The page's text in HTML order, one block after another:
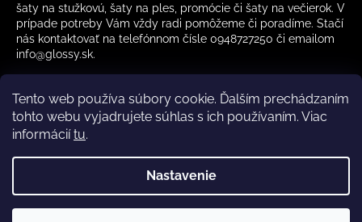
Tento web používa súbory cookie. Ďalším prechádzaním
tohto webu vyjadrujete súhlas s ich používaním. Viac
informáciítu.
Nastavenie
šaty na stužkovú, šaty na ples, promócie či šaty na večierok. V
prípade potreby Vám vždy radi pomôžeme či poradíme. Stačí
nás kontaktovať na telefónnom čísle 0948727250 či emailom
info@glossy.sk.
Kamenná predajňa otváracia doba CZ